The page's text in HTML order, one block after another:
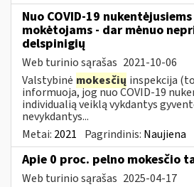
Nuo COVID-19 nukentėjusiems
mokėtojams - dar mėnuo
delspinigių
Web turinio sąrašas 2021-10-06
Valstybinė mokesčių inspekcija
informuoja, jog nuo COVID-19
individualią veiklą vykdantys
nevykdantys...
Metai: 2021 Pagrindinis: Naujiena
Apie 0 proc. pelno mokesčio
Web turinio sąrašas 2025-04-17